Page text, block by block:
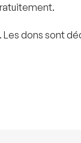
dons sont